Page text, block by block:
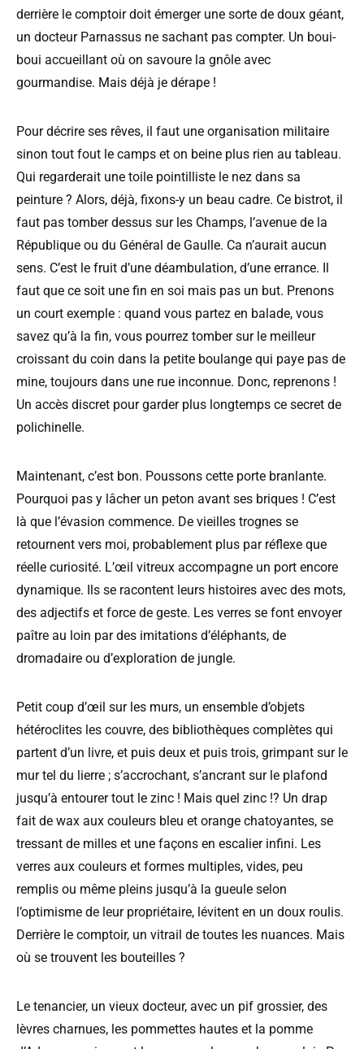
derrière le comptoir doit émerger une sorte de doux géant,
un docteur Parnassus ne sachant pas compter. Un boui-
boui accueillant où on savoure la gnôle avec
gourmandise. Mais déjà je dérape !
Pour décrire ses rêves, il faut une organisation militaire
sinon tout fout le camps et on beine plus rien au tableau.
Qui regarderait une toile pointilliste le nez dans sa
peinture ? Alors, déjà, fixons-y un beau cadre. Ce bistrot, il
faut pas tomber dessus sur les Champs, l’avenue de la
République ou du Général de Gaulle. Ca n’aurait aucun
sens. C’est le fruit d’une déambulation, d’une errance. Il
faut que ce soit une fin en soi mais pas un but. Prenons
un court exemple : quand vous partez en balade, vous
savez qu’à la fin, vous pourrez tomber sur le meilleur
croissant du coin dans la petite boulange qui paye pas de
mine, toujours dans une rue inconnue. Donc, reprenons !
Un accès discret pour garder plus longtemps ce secret de
polichinelle.
Maintenant, c’est bon. Poussons cette porte branlante.
Pourquoi pas y lâcher un peton avant ses briques ! C’est
là que l’évasion commence. De vieilles trognes se
retournent vers moi, probablement plus par réflexe que
réelle curiosité. L’œil vitreux accompagne un port encore
dynamique. Ils se racontent leurs histoires avec des mots,
des adjectifs et force de geste. Les verres se font envoyer
paître au loin par des imitations d’éléphants, de
dromadaire ou d’exploration de jungle.
Petit coup d’œil sur les murs, un ensemble d’objets
hétéroclites les couvre, des bibliothèques complètes qui
partent d’un livre, et puis deux et puis trois, grimpant sur le
mur tel du lierre ; s’accrochant, s’ancrant sur le plafond
jusqu’à entourer tout le zinc ! Mais quel zinc !? Un drap
fait de wax aux couleurs bleu et orange chatoyantes, se
tressant de milles et une façons en escalier infini. Les
verres aux couleurs et formes multiples, vides, peu
remplis ou même pleins jusqu’à la gueule selon
l’optimisme de leur propriétaire, lévitent en un doux roulis.
Derrière le comptoir, un vitrail de toutes les nuances. Mais
où se trouvent les bouteilles ?
Le tenancier, un vieux docteur, avec un pif grossier, des
lèvres charnues, les pommettes hautes et la pomme